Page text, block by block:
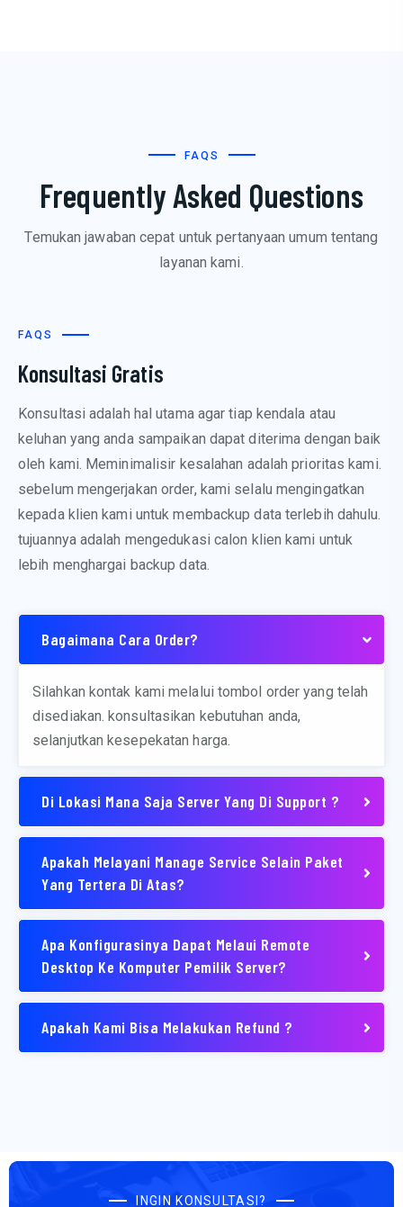
FAQS
Frequently Asked Questions
Temukan jawaban cepat untuk pertanyaan umum tentang
layanan kami.
Bagaimana Cara Order?
Silahkan kontak kami melalui tombol order yang telah
disediakan. konsultasikan kebutuhan anda,
selanjutkan kesepekatan harga.
Di Lokasi Mana Saja Server Yang Di Support ?
Apakah Melayani Manage Service Selain Paket
Yang Tertera Di Atas?
Apa Konfigurasinya Dapat Melaui Remote
Desktop Ke Komputer Pemilik Server?
Apakah Kami Bisa Melakukan Refund ?
FAQS
Konsultasi Gratis
Konsultasi adalah hal utama agar tiap kendala atau
keluhan yang anda sampaikan dapat diterima dengan baik
oleh kami. Meminimalisir kesalahan adalah prioritas kami.
sebelum mengerjakan order, kami selalu mengingatkan
kepada klien kami untuk membackup data terlebih dahulu.
tujuannya adalah mengedukasi calon klien kami untuk
lebih menghargai backup data.
INGIN KONSULTASI?